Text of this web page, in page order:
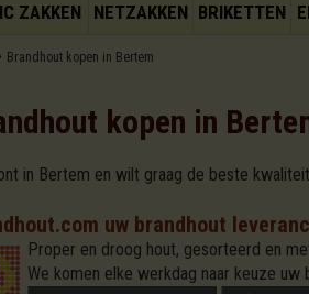
ZAKKEN NETZAKKEN BRIKETTEN
Brandhout kopen in Bertem
kopen in
in Bertem en wilt graag de beste
uw brandhout
Proper en droog hout, gesorteerd en
We komen elke werkdag naar keuze